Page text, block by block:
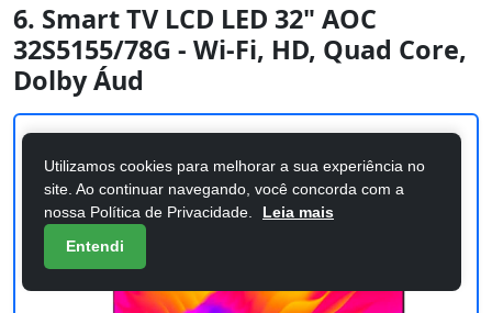
6. Smart TV LCD LED 32" AOC
32S5155/78G - Wi-Fi, HD, Quad Core,
Dolby Áud
Utilizamos cookies para melhorar a sua experiência no
site. Ao continuar navegando, você concorda com a
nossa Política de Privacidade.
Leia mais
Entendi